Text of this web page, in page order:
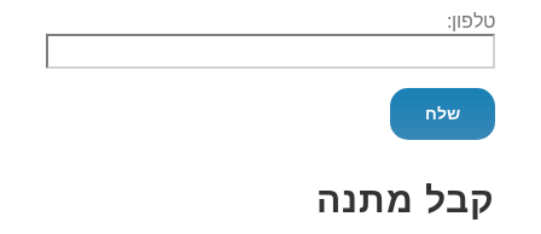
טלפון:
קבל מתנה